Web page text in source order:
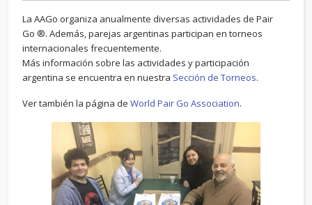
La AAGo organiza anualmente diversas actividades de Pair
Go ®. Además, parejas argentinas participan en torneos
internacionales frecuentemente.
Más información sobre las actividades y participación
argentina se encuentra en nuestra Sección de Torneos.
Ver también la página de World Pair Go Association.